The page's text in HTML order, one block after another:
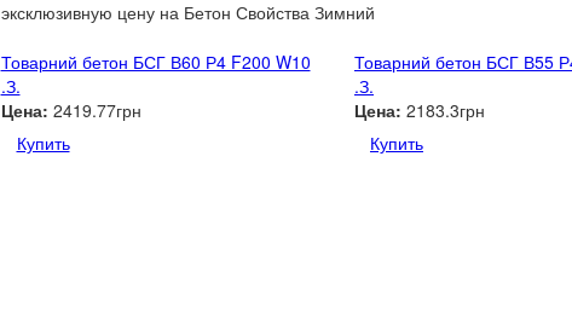
эксклюзивную ценуна Бетон Свойства Зимний
Товарний бетон БСГ В60 Р4 F200 W10
.З.
Цена: 2419.77грн
Купить
Товарний бетон БСГ В55
.З.
Цена: 2183.3грн
Купить